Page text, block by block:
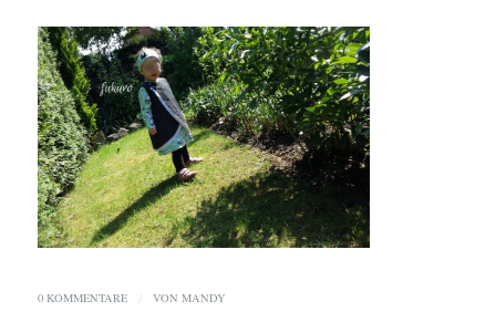
0 KOMMENTARE / VON MANDY